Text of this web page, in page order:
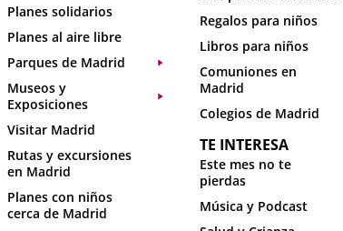
Planes solidarios
Planes al aire libre
Parques de Madrid
Museos y
Exposiciones
Visitar Madrid
Rutas y excursiones
en Madrid
Planes con niños
cerca de Madrid
Regalos para niños
Libros para niños
Comuniones en
Madrid
Colegios de Madrid
TE INTERESA
Este mes no te
pierdas
Música y Podcast